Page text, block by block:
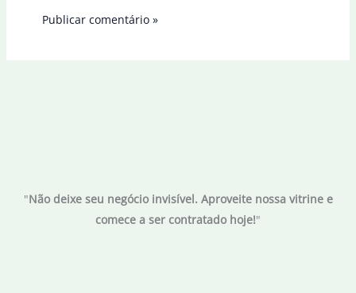
"Não deixe seu negócio invisível. Aproveite nossa vitrine e
comece a ser contratado hoje!"